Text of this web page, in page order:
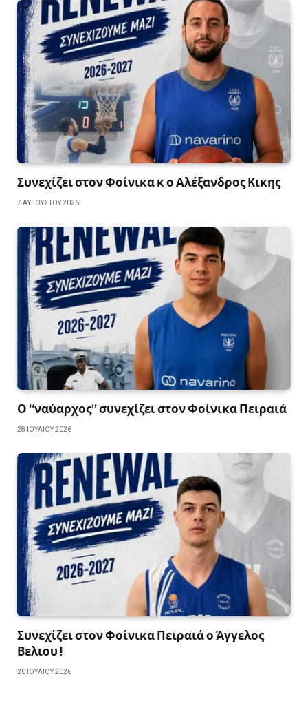
Συνεχίζει στον Φοίνικα κ ο Αλέξανδρος Κικης
7 ΑΥΓΟΎΣΤΟΥ 2026
Ο “ναύαρχος” συνεχίζει στον Φοίνικα Πειραιά
28 ΙΟΥΛΊΟΥ 2026
Συνεχίζει στον Φοίνικα Πειραιά ο Άγγελος
Βελιου !
20 ΙΟΥΛΊΟΥ 2026